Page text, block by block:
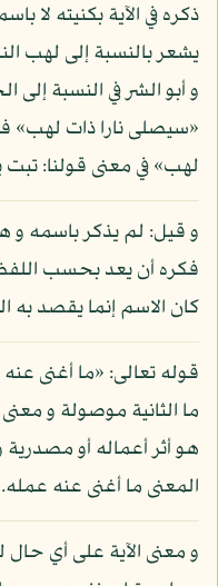
ذكره في الآية بكنيته لا
يشعر بالنسبة إلى لهب
و أبو الشر في النسبة
«سيصلى نارا ذات لهب»
لهب» في معنى قولنا: تبت
و قيل: لم يذكر باسمه
فكره أن يعد بحسب اللفظ
كان الاسم إنما يقصد به
قوله تعالى: «ما أغنى
ما الثانية موصولة و
هو أثر أعماله أو
المعنى ما أغنى عنه عمله.
و معنى الآية على أي حال